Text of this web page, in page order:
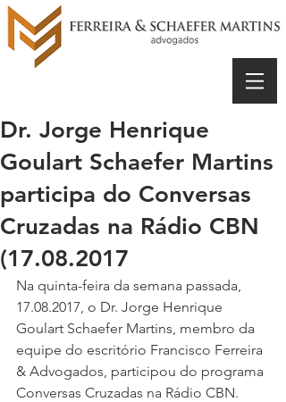
Dr. Jorge Henrique
Goulart Schaefer Martins
participa do Conversas
Cruzadas na Rádio CBN
(17.08.2017
Na quinta-feira da semana passada,
17.08.2017, o Dr. Jorge Henrique
Goulart Schaefer Martins, membro da
equipe do escritório Francisco Ferreira
& Advogados, participou do programa
Conversas Cruzadas na Rádio CBN.